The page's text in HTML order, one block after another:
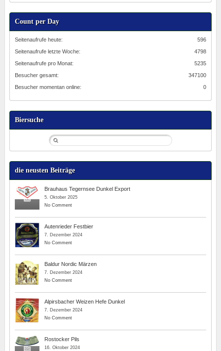
Count per Day
596
Seitenaufrufe heute:
4798
Seitenaufrufe letzte Woche:
5235
Seitenaufrufe pro Monat:
347100
Besucher gesamt:
0
Besucher momentan online:
Biersuche
die neusten Beiträge
Brauhaus Tegernsee Dunkel Export
5. Oktober 2025
No Comment
Autenrieder Festbier
7. Dezember 2024
No Comment
Baldur Nordic Märzen
7. Dezember 2024
No Comment
Alpirsbacher Weizen Hefe Dunkel
7. Dezember 2024
No Comment
Rostocker Pils
16. Oktober 2024